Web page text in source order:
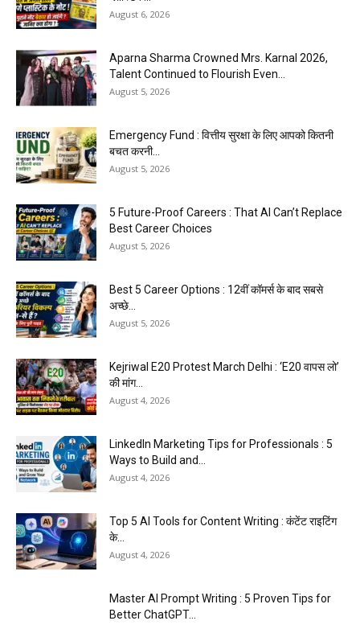
August 6, 2026
Aparna Sharma Crowned Mrs. Karnal 2026,
Talent Continued to Flourish Even...
August 5, 2026
Emergency Fund : वित्तीय सुरक्षा के लिए आपको कितनी
बचत करनी...
August 5, 2026
5 Future-Proof Careers : That AI Can’t Replace
Best Career Choices
August 5, 2026
Best 5 Career Options : 12वीं कॉमर्स के बाद सबसे
अच्छे...
August 5, 2026
Kejriwal E20 Protest March Delhi : ‘E20 वापस लो’
की मांग...
August 4, 2026
LinkedIn Marketing Tips for Professionals : 5
Ways to Build and...
August 4, 2026
Top 5 AI Tools for Content Writing : कंटेंट राइटिंग
के...
August 4, 2026
Master AI Prompt Writing : 5 Proven Tips for
Better ChatGPT...